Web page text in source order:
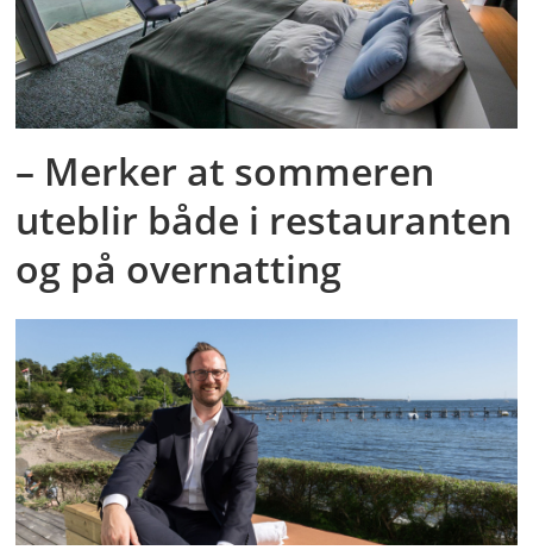
– Merker at sommeren
uteblir både i restauranten
og på overnatting